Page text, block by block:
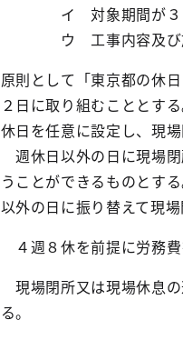
イ 対象期間が３０
ウ 工事内容及び施設
原則として「東京都の休
２日に取り組むこととす
休日を任意に設定し、現
週休日以外の日に現場
うことができるものとす
以外の日に振り替えて現
４週８休を前提に労務費
現場閉所又は現場休息
る。